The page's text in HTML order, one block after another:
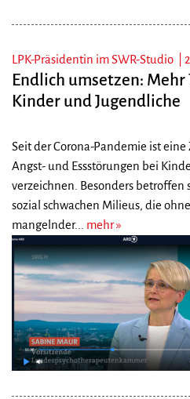
LPK-Präsidentin im SWR-Studio |
Endlich umsetzen:
Kinder und Jugendliche
Seit der Corona-Pandemie ist
Angst- und Essstörungen bei
verzeichnen. Besonders betroffen
sozial schwachen Milieus, die
mangelnder... mehr